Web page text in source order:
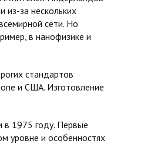
из-за нескольких
сети. Но
в нанофизике и
стандартов
и США. Изготовление
в 1975 году. Первые
уровне и особенностях